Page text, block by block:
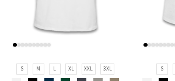
S M L XL XXL 3XL S